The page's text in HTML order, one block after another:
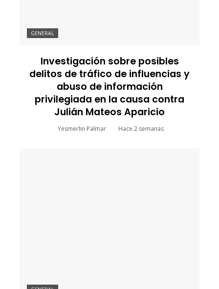
GENERAL
Investigación sobre posibles
delitos de tráfico de influencias y
abuso de información
privilegiada en la causa contra
Julián Mateos Aparicio
Yesmerlin Palmar Hace 2 semanas